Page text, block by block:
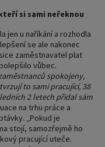
si sami neřeknou
jen u naříkání a rozhodla
se ale nakonec
zaměstnavatel plat
vůbec.
spokojeny,
to sami pracující, 38
2 letech přidal sám
na trhu práce a
„Pokud je
stojí, samozřejmě ho
pracující uteče.